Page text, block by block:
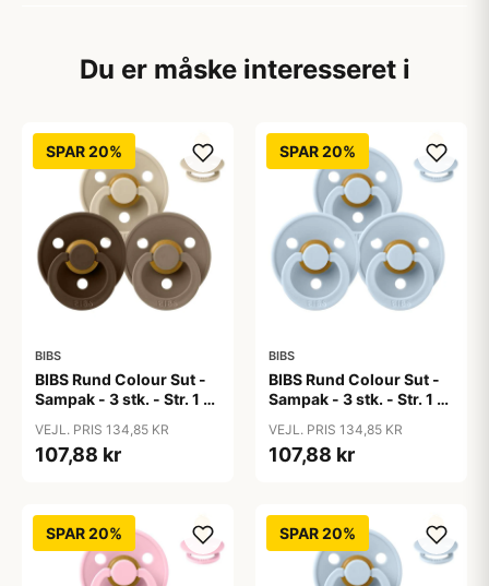
Du er måske interesseret i
SPAR 20%
BIBS
BIBS Rund Colour Sut -
Sampak - 3 stk. - Str. 1 -
VEJL. PRIS 134,85 KR
107,88 kr
SPAR 20%
BIBS
BIBS Rund Colour Sut -
Sampak - 3 stk. - Str. 1 -
VEJL. PRIS 134,85 KR
107,88 kr
SPAR 20% SPAR 20%